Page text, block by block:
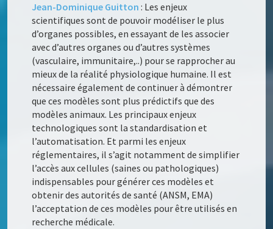
Jean-Dominique Guitton : Les enjeux
scientifiques sont de pouvoir modéliser le plus
d’organes possibles, en essayant de les associer
avec d’autres organes ou d’autres systèmes
(vasculaire, immunitaire,..) pour se rapprocher au
mieux de la réalité physiologique humaine. Il est
nécessaire également de continuer à démontrer
que ces modèles sont plus prédictifs que des
modèles animaux. Les principaux enjeux
technologiques sont la standardisation et
l’automatisation. Et parmi les enjeux
réglementaires, il s’agit notamment de simplifier
l’accès aux cellules (saines ou pathologiques)
indispensables pour générer ces modèles et
obtenir des autorités de santé (ANSM, EMA)
l’acceptation de ces modèles pour être utilisés en
recherche médicale.